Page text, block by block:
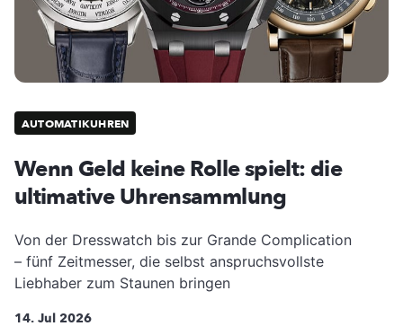
AUTOMATIKUHREN
Wenn Geld keine Rolle spielt: die
ultimative Uhrensammlung
Von der Dresswatch bis zur Grande Complication
– fünf Zeitmesser, die selbst anspruchsvollste
Liebhaber zum Staunen bringen
14. Jul 2026